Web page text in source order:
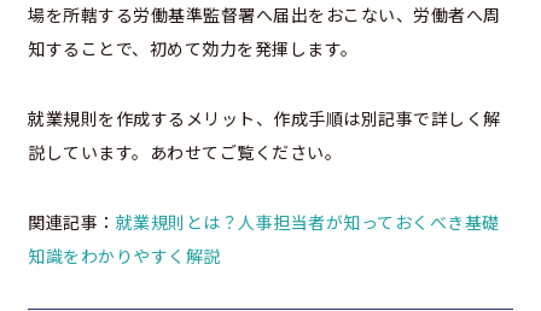
場を所轄する労働基準監督署へ届出をおこない、労働者へ周
知することで、初めて効力を発揮します。
就業規則を作成するメリット、作成手順は別記事で詳しく解
説しています。あわせてご覧ください。
関連記事： 就業規則とは？人事担当者が知っておくべき基礎
知識をわかりやすく解説